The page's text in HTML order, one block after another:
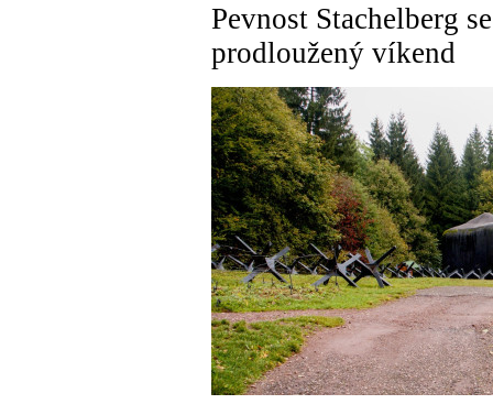
Pevnost Stachelberg
prodloužený víkend